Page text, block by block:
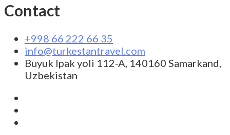
Contact
+998 66 222 66 35
info@turkestantravel.com
Buyuk Ipak yoli 112-A, 140160 Samarkand,
Uzbekistan